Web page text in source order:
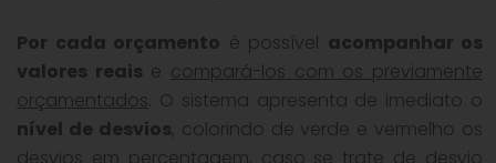
Por cada orçamento é possível acompanhar os
valores reais e compará-los com os previamente
orçamentados . O sistema apresenta de imediato o
nível de desvios, colorindo de verde e vermelho os